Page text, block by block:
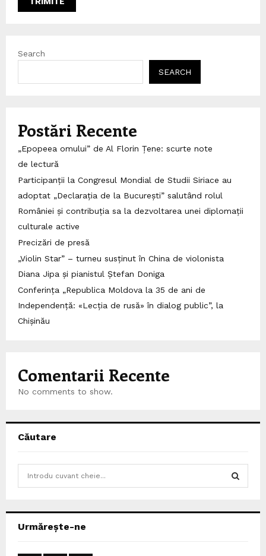
Search
SEARCH
Postări Recente
„Epopeea omului” de Al Florin Țene: scurte note
de lectură
Participanții la Congresul Mondial de Studii Siriace au
adoptat „Declarația de la București” salutând rolul
României și contribuția sa la dezvoltarea unei diplomații
culturale active
Precizări de presă
„Violin Star” – turneu susținut în China de violonista
Diana Jipa și pianistul Ștefan Doniga
Conferința „Republica Moldova la 35 de ani de
Independență: «Lecția de rusă» în dialog public”, la
Chișinău
Comentarii Recente
No comments to show.
Căutare
h
Urmărește-ne